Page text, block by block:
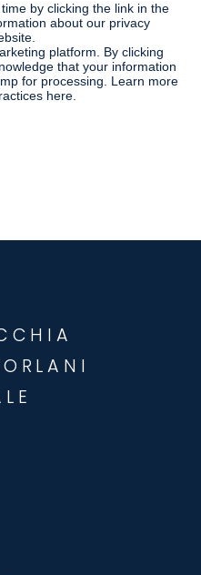
by clicking the link in the
about our privacy
platform. By clicking
that your information
for processing. Learn more
here.